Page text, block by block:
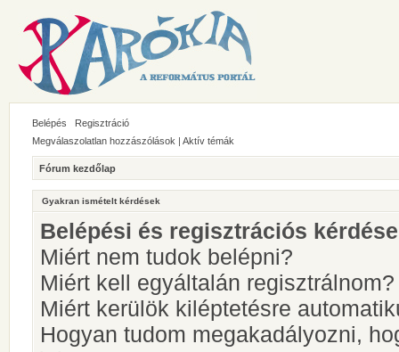
Belépés
Regisztráció
Megválaszolatlan hozzászólások | Aktív témák
Fórum kezdőlap
Gyakran ismételt kérdések
Belépési és regisztrációs
Miért nem tudok belépni?
Miért kell egyáltalán regisztrálnom?
Miért kerülök kiléptetésre
Hogyan tudom megakadályozni,